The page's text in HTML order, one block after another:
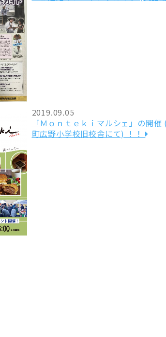
2019.09.05
「Ｍｏｎｔｅｋｉマルシェ」の開
町広野小学校旧校舎にて) ！！